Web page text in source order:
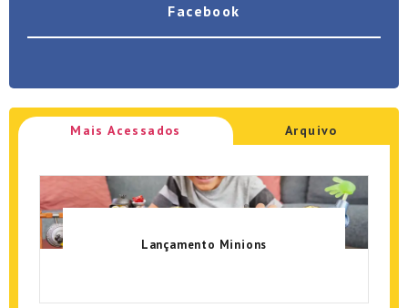
Facebook
Mais Acessados Arquivo
Lançamento Minions